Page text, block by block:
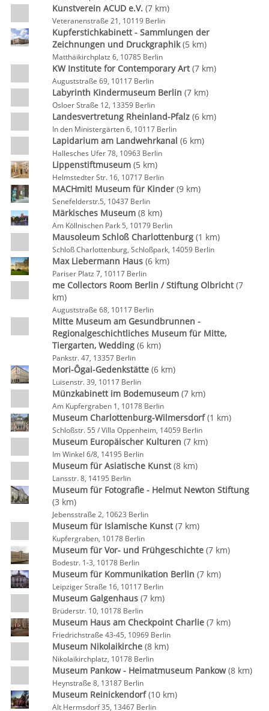
Kunstverein ACUD e.V.(7 km)
Veteranenstraße 21, 10119 Berlin
Kupferstichkabinett - Sammlungen der
Zeichnungen und Druckgraphik(5 km)
Matthäikirchplatz 6, 10785 Berlin
KW Institute for Contemporary Art(7 km)
Auguststraße 69, 10117 Berlin
Labyrinth Kindermuseum Berlin (7 km)
Osloer Straße 12, 13359 Berlin
Landesvertretung Rheinland-Pfalz(6 km)
In den Ministergärten 6, 10117 Berlin
Lapidarium am Landwehrkanal (6 km)
Hallesches Ufer 78, 10963 Berlin
Lippenstiftmuseum(5 km)
Helmstedter Str. 16, 10717 Berlin
MACHmit! Museum für Kinder(9 km)
Senefelderstr.5, 10437 Berlin
Märkisches Museum(8 km)
Am Köllnischen Park 5, 10179 Berlin
Mausoleum Schloß Charlottenburg(1 km)
Schloß Charlottenburg, Schloßpark, 14059 Berlin
Max Liebermann Haus(6 km)
Pariser Platz 7, 10117 Berlin
me Collectors Room Berlin / Stiftung Olbricht(7
km)
Auguststraße 68, 10117 Berlin
Mitte Museum am Gesundbrunnen -
Regionalgeschichtliches Museum für Mitte,
Tiergarten, Wedding(6 km)
Pankstr. 47, 13357 Berlin
Mori-Ôgai-Gedenkstätte(6 km)
Luisenstr. 39, 10117 Berlin
Münzkabinett im Bodemuseum(7 km)
Am Kupfergraben 1, 10178 Berlin
Museum Charlottenburg-Wilmersdorf(1 km)
Schloßstr. 55 / Villa Oppenheim, 14059 Berlin
Museum Europäischer Kulturen (7 km)
Im Winkel 6/8, 14195 Berlin
Museum für Asiatische Kunst(8 km)
Lansstr. 8, 14195 Berlin
Museum für Fotografie - Helmut Newton Stiftung
(3 km)
Jebensstraße 2, 10623 Berlin
Museum für Islamische Kunst(7 km)
Kupfergraben, 10178 Berlin
Museum für Vor- und Frühgeschichte(7 km)
Bodestr. 1-3, 10178 Berlin
Museum für Kommunikation Berlin (7 km)
Leipziger Straße 16, 10117 Berlin
Museum Galgenhaus(7 km)
Brüderstr. 10, 10178 Berlin
Museum Haus am Checkpoint Charlie(7 km)
Friedrichstraße 43-45, 10969 Berlin
Museum Nikolaikirche(8 km)
Nikolaikirchplatz, 10178 Berlin
Museum Pankow - Heimatmuseum Pankow(8 km)
Heynstraße 8, 13187 Berlin
Museum Reinickendorf(10 km)
Alt Hermsdorf 35, 13467 Berlin